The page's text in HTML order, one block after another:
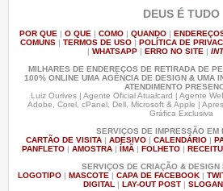
DEUS É TUDO
POR QUE | O QUE | COMO| QUANDO|
COMUNS| TERMOS DE USO| POLÍTICA DE
| WHATSAPP| ERRO NO SITE |
MILHARES DE ENDEREÇOS DE RETIRADA DE
100% ONLINE UMA AGÊNCIA DE DESIGN & UMA
ATENDIMENTO
Luiz Ourives | Agente Oficial Atualcard | Agente
Adobe, Corel, cPanel, Dell, Microsoft & Apple |
Gráfica Exclusiva
SERVIÇOS DE IMPRESSÃO EM
CARTÃO DE VISITA | ADESIVO | CALENDÁRIO |
PANFLETO | AMOSTRA | ÍMÃ | FOLHETO |
SERVIÇOS DE CRIAÇÃO & DESIGN
LOGOTIPO | MASCOTE | CAPA DE FACEBOOK |
DIGITAL | LAY-OUT POST | SLOGAN